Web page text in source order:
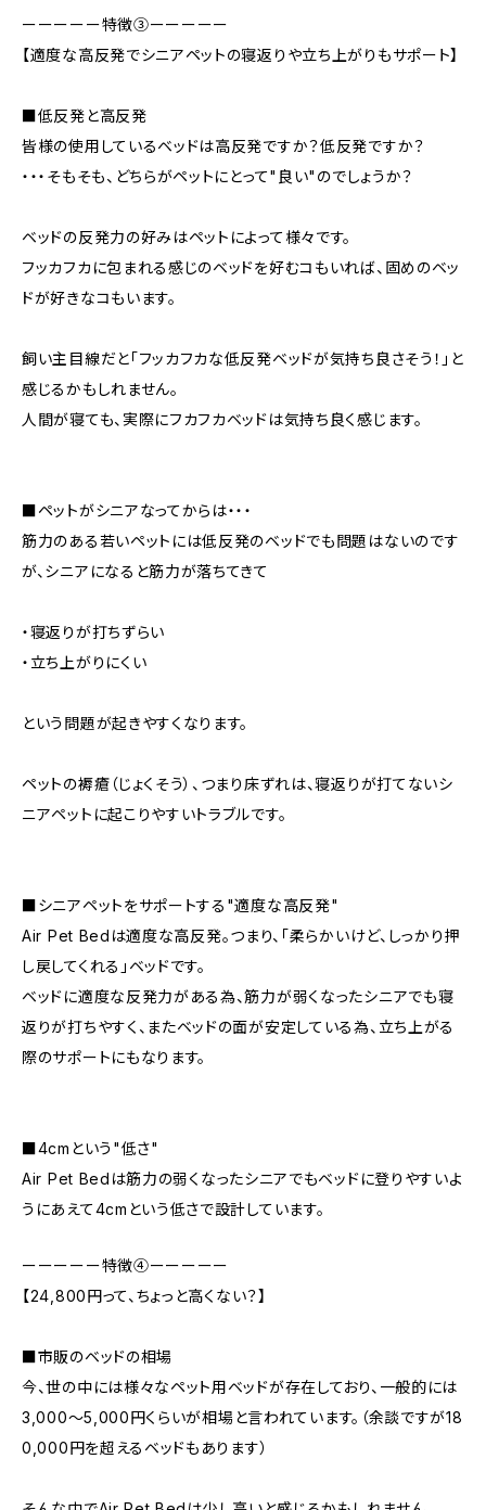
ーーーーー特徴③ーーーーー
【適度な高反発でシニアペットの寝返りや立ち上がりもサポート】
■低反発と高反発
皆様の使用しているベッドは高反発ですか？低反発ですか？
・・・そもそも、どちらがペットにとって"良い"のでしょうか？
ベッドの反発力の好みはペットによって様々です。
フッカフカに包まれる感じのベッドを好むコもいれば、固めのベッ
ドが好きなコもいます。
飼い主目線だと「フッカフカな低反発ベッドが気持ち良さそう！」と
感じるかもしれません。
人間が寝ても、実際にフカフカベッドは気持ち良く感じます。
■ペットがシニアなってからは・・・
筋力のある若いペットには低反発のベッドでも問題はないのです
が、シニアになると筋力が落ちてきて
・寝返りが打ちずらい
・立ち上がりにくい
という問題が起きやすくなります。
ペットの褥瘡（じょくそう）、つまり床ずれは、寝返りが打てないシ
ニアペットに起こりやすいトラブルです。
■シニアペットをサポートする"適度な高反発"
Air Pet Bedは適度な高反発。つまり、「柔らかいけど、しっかり押
し戻してくれる」ベッドです。
ベッドに適度な反発力がある為、筋力が弱くなったシニアでも寝
返りが打ちやすく、またベッドの面が安定している為、立ち上がる
際のサポートにもなります。
■4cmという"低さ"
Air Pet Bedは筋力の弱くなったシニアでもベッドに登りやすいよ
うにあえて4cmという低さで設計しています。
ーーーーー特徴④ーーーーー
【24,800円って、ちょっと高くない？】
■市販のベッドの相場
今、世の中には様々なペット用ベッドが存在しており、一般的には
3,000〜5,000円くらいが相場と言われています。（余談ですが18
0,000円を超えるベッドもあります）